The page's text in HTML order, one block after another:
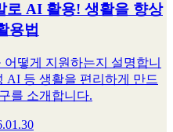
로 AI 활용! 생활을 향상
용법
떻게 지원하는지 설명합니
AI 등 생활을 편리하게 만드
를 소개합니다.